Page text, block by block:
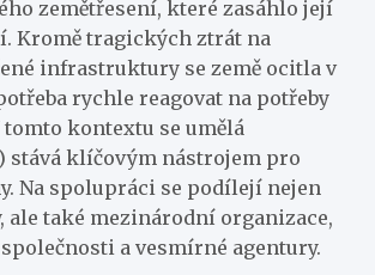
zemětřesení, které zasáhlo její
Kromě tragických ztrát na
infrastruktury se země ocitla v
rychle reagovat na potřeby
tomto kontextu se umělá
stává klíčovým nástrojem pro
Na spolupráci se podílejí nejen
také mezinárodní organizace,
a vesmírné agentury.